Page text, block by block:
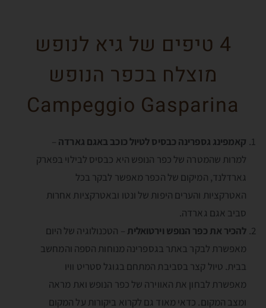
4 טיפים של גיא לנופש
מוצלח בכפר הנופש
Campeggio Gasparina
קאמפינג גספרינה כבסיס לטיול כוכב באגם גארדה –
למרות שהמטרה של כפר הנופש היא כבסיס לבילוי בפארק
גארדלנד, המיקום של הכפר מאפשר לבקר בכל
האטרקציות והערים היפות של ונטו ובאטרקציות אחרות
סביב אגם גארדה.
להכיר את כפר הנופש וירטואלית – הטכנולוגיה של היום
מאפשרת לבקר באתר בגספרינה מנוחות הספה והמחשב
בבית. טיול קצר בסביבת המתחם בגוגל סטריט וויו
מאפשרת לבחון את האווירה של כפר הנופש ואת מראה
ומצב המקום. כדאי מאוד גם לקרוא ביקורות על המקום